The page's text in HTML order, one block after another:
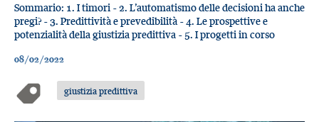
Sommario: 1. I timori - 2. L’automatismo delle decisioni ha anche
pregi? - 3. Predittività e prevedibilità - 4. Le prospettive e
potenzialità della giustizia predittiva - 5. I progetti in corso
08/02/2022
giustizia predittiva